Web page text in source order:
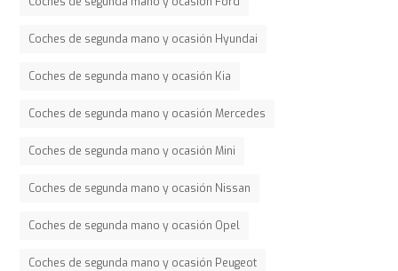
Coches de segunda mano y ocasión Hyundai
Coches de segunda mano y ocasión Kia
Coches de segunda mano y ocasión Mercedes
Coches de segunda mano y ocasión Mini
Coches de segunda mano y ocasión Nissan
Coches de segunda mano y ocasión Opel
Coches de segunda mano y ocasión Peugeot